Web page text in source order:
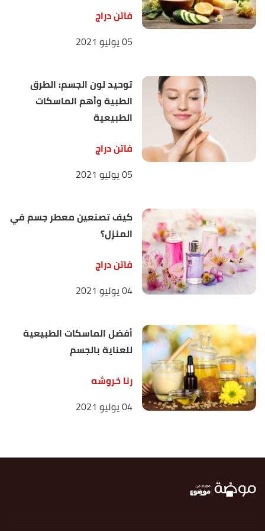
فاتن دراج
05 يوليو 2021
توحيد لون الجسم: الطرق
الطبية وأهم الماسكات
الطبيعية
فاتن دراج
05 يوليو 2021
كيف تصنعين معطر جسم في
المنزل؟
فاتن دراج
04 يوليو 2021
أفضل الماسكات الطبيعية
للعناية بالجسم
رنا خروشه
04 يوليو 2021